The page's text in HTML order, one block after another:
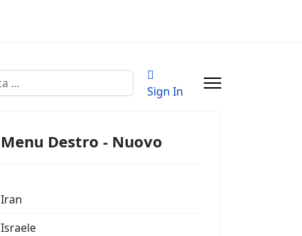
Sign In
Menu Destro - Nuovo
Iran
Israele